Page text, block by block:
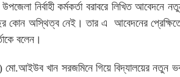
নির্বাহী কর্মকর্তা বরাবরে লিখিত
অস্থিত্ব নেই। তার এ আবেদনের প্রেক্ষিতে
বলেন।
মো.আইউব খান সরজমিনে গিয়ে বিদ্যালয়ের